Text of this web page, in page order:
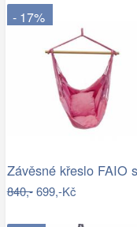
- 17%
840,-699,-Kč